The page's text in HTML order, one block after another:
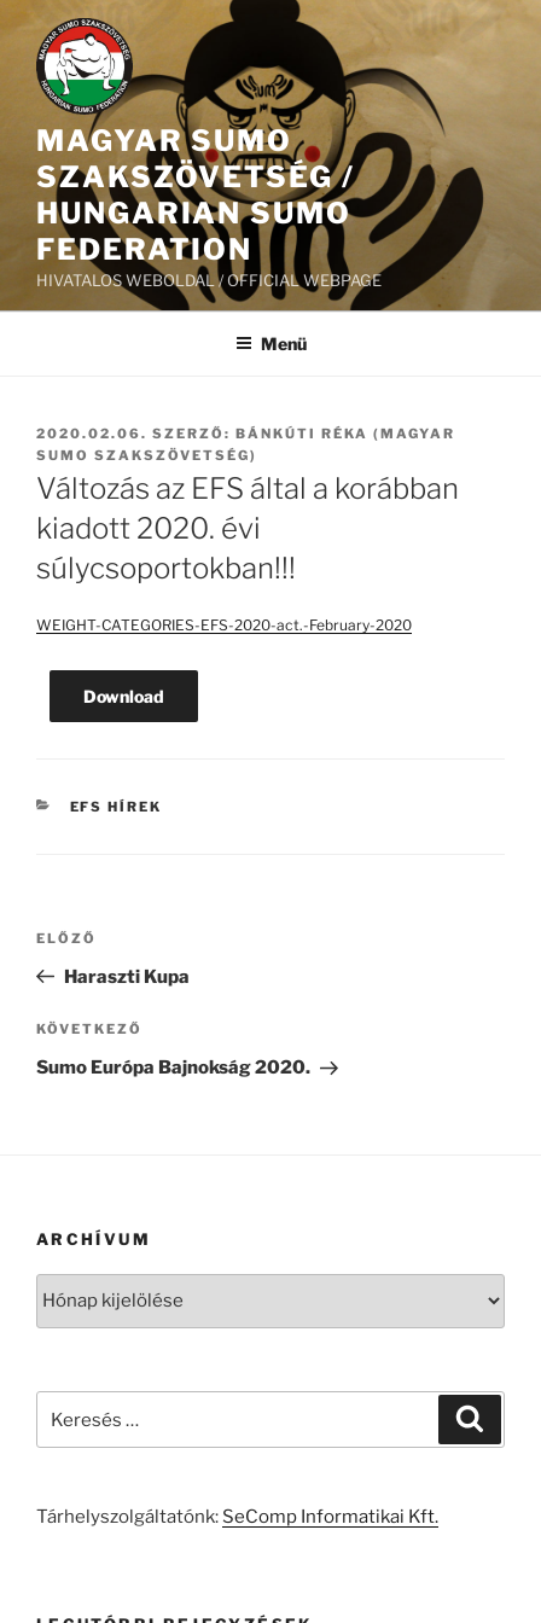
Tartalomhoz
MAGYAR SUMO
SZAKSZÖVETSÉG /
HUNGARIAN SUMO
FEDERATION
HIVATALOS WEBOLDAL / OFFICIAL WEBPAGE
Menü
BEKÜLDVE:
2020.02.06. SZERZŐ: BÁNKÚTI RÉKA (MAGYAR
SUMO SZAKSZÖVETSÉG)
Változás az EFS által a korábban
kiadott 2020. évi
súlycsoportokban!!!
WEIGHT-CATEGORIES-EFS-2020-act.-February-2020
Download
KATEGÓRIÁK
EFS HÍREK
Bejegyzés
Korábbi
bejegyzés
ELŐZŐ
Haraszti Kupa
Következő
bejegyzés
KÖVETKEZŐ
Sumo Európa Bajnokság 2020.
ARCHÍVUM
Tárhelyszolgáltatónk: SeComp Informatikai Kft.